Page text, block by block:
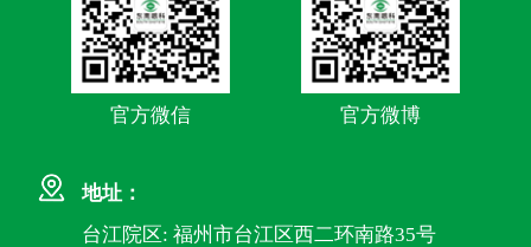
官方微信 官方微博
地址：
台江院区: 福州市台江区西二环南路35号